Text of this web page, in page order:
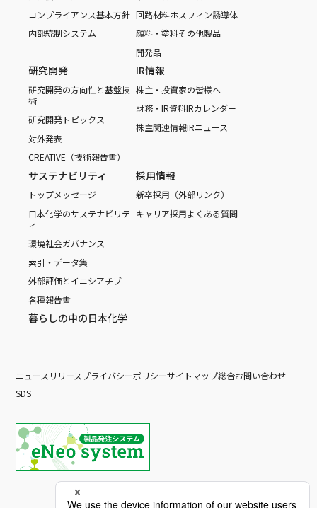
コンプライアンス基本方針
内部統制システム
回路材料ホスフィン誘導体
顔料・塗料その他製品
開発品
研究開発
研究開発の方向性と基盤技
術
研究開発トピックス
対外発表
CREATIVE（技術報告書）
IR情報
株主・投資家の皆様へ
財務・IR資料IRカレンダー
株主関連情報IRニュース
サステナビリティ
トップメッセージ
日本化学のサステナビリテ
ィ
環境社会ガバナンス
索引・データ集
外部評価とイニシアチブ
各種報告書
採用情報
新卒採用（外部リンク）
キャリア採用よくある質問
暮らしの中の日本化学
ニュースリリースプライバシーポリシーサイトマップ総合お問い合わせ
SDS